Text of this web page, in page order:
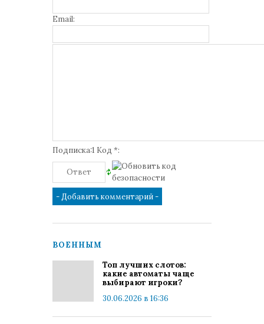
Email:
Подписка:1 Код *:
ВОЕННЫМ
Топ лучших слотов:
какие автоматы чаще
выбирают игроки?
30.06.2026 в 16:36